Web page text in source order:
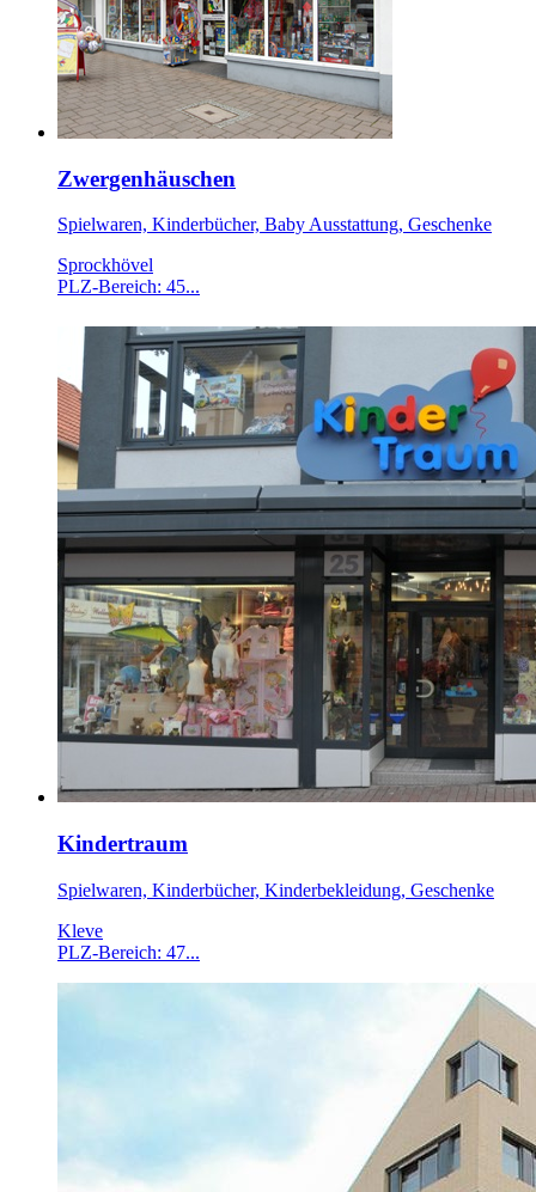
Zwergenhäuschen
Spielwaren, Kinderbücher, Baby Ausstattung, Geschenke
Sprockhövel
PLZ-Bereich: 45...
Kindertraum
Spielwaren, Kinderbücher, Kinderbekleidung, Geschenke
Kleve
PLZ-Bereich: 47...